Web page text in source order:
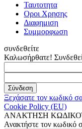
Ταυτοτητα
Οροι Χρησης
Διαφημιση
Συμμορφωση
συνδεθείτε
Καλωσήρθατε!
Ξεχάσατε τον κωδικό
Cookie Policy (EU)
ΑΝΑΚΤΗΣΗ
Ανακτήστε τον κωδικό